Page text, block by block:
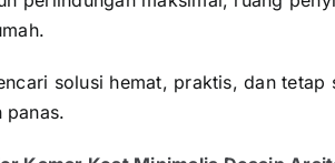
solusi hemat, praktis, dan tetap
panas.